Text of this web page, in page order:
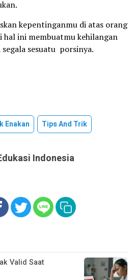
kepentinganmu di atas orang
hal ini membuatmu kehilangan
sesuatu porsinya.
Enakan Tips And Trik
Indonesia
Valid Saat